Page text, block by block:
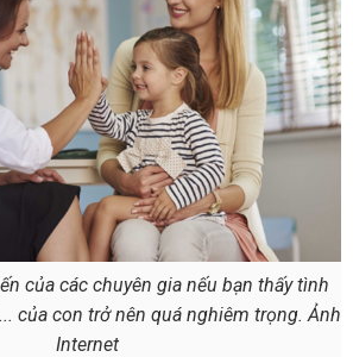
của các chuyên gia nếu bạn thấy tình
của con trở nên quá nghiêm trọng. Ảnh
Internet